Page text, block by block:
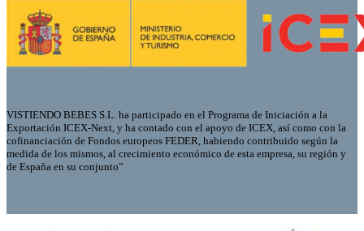
VISTIENDO BEBES S.L. ha participado en el Programa de Iniciación a la
Exportación ICEX-Next, y ha contado con el apoyo de ICEX, así como con la
cofinanciación de Fondos europeos FEDER, habiendo contribuido según la
medida de los mismos, al crecimiento económico de esta empresa, su región y
de España en su conjunto”